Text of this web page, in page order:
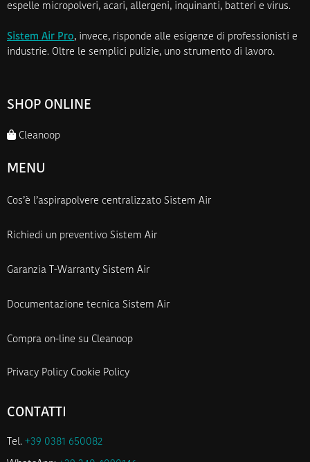
espelle micropolveri, acari, allergeni, inquinanti, batteri e virus.
Sistem Air Pro, invece, risponde alle esigenze di professionisti e
industrie. Oltre le semplici pulizie, uno strumento di lavoro.
SHOP ONLINE
Cleanoop
MENU
Cos’è l’aspirapolvere centralizzato Sistem Air
Richiedi un preventivo Sistem Air
Garanzia T-Warranty Sistem Air
Documentazione tecnica Sistem Air
Compra on-line su Cleanoop
Privacy Policy Cookie Policy
CONTATTI
Tel. +39 0381 650082